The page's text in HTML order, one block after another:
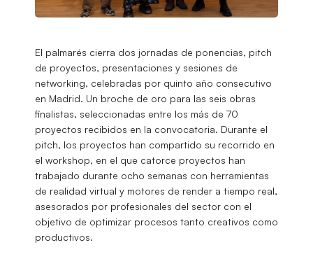
El palmarés cierra dos jornadas de ponencias, pitch
de proyectos, presentaciones y sesiones de
networking, celebradas por quinto año consecutivo
en Madrid. Un broche de oro para las seis obras
finalistas, seleccionadas entre los más de 70
proyectos recibidos en la convocatoria. Durante el
pitch, los proyectos han compartido su recorrido en
el workshop, en el que catorce proyectos han
trabajado durante ocho semanas con herramientas
de realidad virtual y motores de render a tiempo real,
asesorados por profesionales del sector con el
objetivo de optimizar procesos tanto creativos como
productivos.